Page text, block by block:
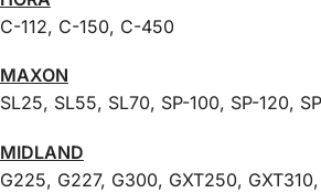
C-112, C-150, C-450
MAXON
SL25, SL55, SL70, SP-100, SP-120,
MIDLAND
G225, G227, G300, GXT250,